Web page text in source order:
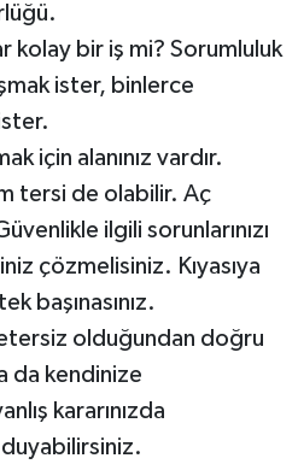
kolay bir iş mi? Sorumluluk
ister, binlerce
için alanınız vardır.
tersi de olabilir. Aç
ilgili sorunlarınızı
çözmelisiniz. Kıyasıya
başınasınız.
olduğundan doğru
da kendinize
kararınızda